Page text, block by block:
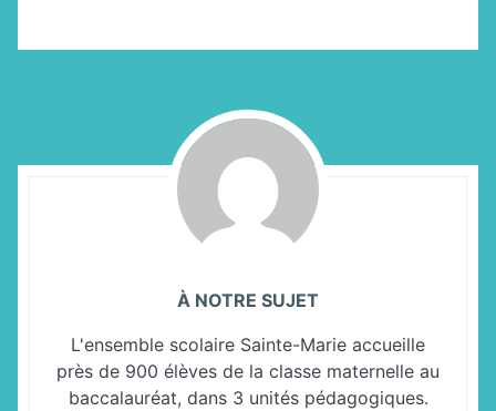
À NOTRE SUJET
L'ensemble scolaire Sainte-Marie accueille
près de 900 élèves de la classe maternelle au
baccalauréat, dans 3 unités pédagogiques.